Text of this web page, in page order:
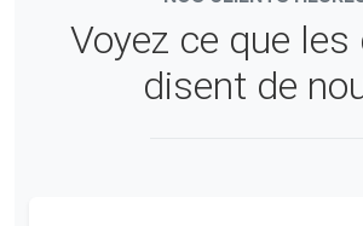
Voyez ce que
disent de